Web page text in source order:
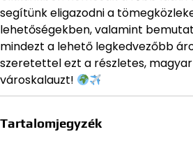
segítünk eligazodni a
lehetőségekben, valamint
mindezt a lehető legkedvezőbb
szeretettel ezt a részletes,
városkalauzt!
Tartalomjegyzék